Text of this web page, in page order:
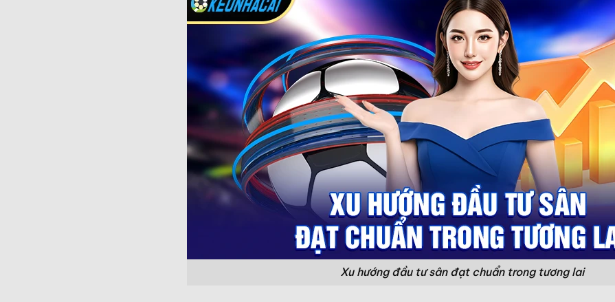
Xu hướng đầu tư sân đạt chuẩn trong tương lai